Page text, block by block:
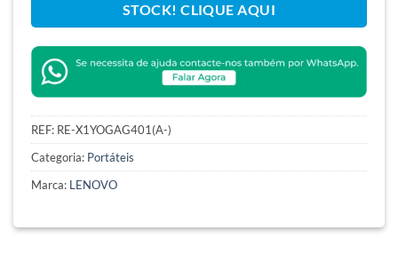
STOCK! CLIQUE AQUI
REF: RE-X1YOGAG401(A-)
Categoria: Portáteis
Marca: LENOVO